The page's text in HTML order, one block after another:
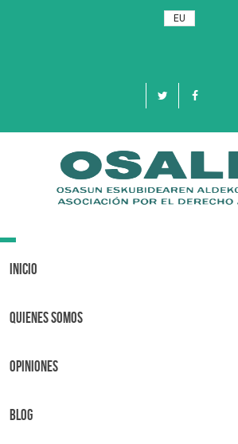
EU
Toggle
Inicio
Quienes Somos
OPINIONES
BLOG